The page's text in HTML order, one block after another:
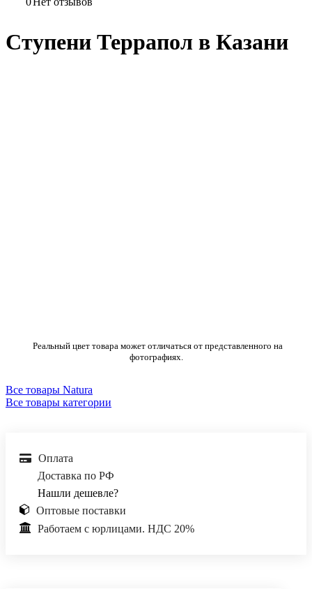
Ступени Террапол в Казани
Реальный цвет товара может отличаться от представленного на
фотографиях.
Все товары Natura
Все товары категории
Оплата
Доставка по РФ
Нашли дешевле?
Оптовые поставки
Работаем с юрлицами. НДС 20%